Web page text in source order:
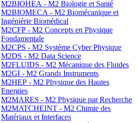
M2BIOHEA - M2 Biologie et Santé
M2BIOMECA - M2 Biomécanique et
Ingéniérie Biomédical
M2CFP - M2 Concepts en Physique
Fondamentale
M2CPS - M2 Système Cyber Physique
M2DS - M2 Data Science
M2FLUIDS - M2 Mécanique des Fluides
M2GI - M2 Grands Instruments
M2HEP - M2 Physique des Hautes
Energies
M2MARES - M2 Physique par Recherche
M2MATCHEINT - M2 Chimie des
Matériaux et Interfaces